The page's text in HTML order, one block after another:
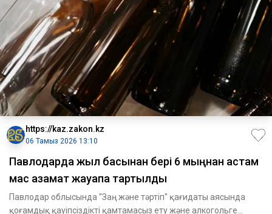
https://kaz.zakon.kz
06 Тамыз 2026 13:10
Павлодарда жыл басынан бері 6 мыңнан астам
мас азамат жауапқа тартылды
Павлодар облысында "Заң және тәртіп" қағидаты аясында
қоғамдық қауіпсіздікті қамтамасыз ету және алкогольге